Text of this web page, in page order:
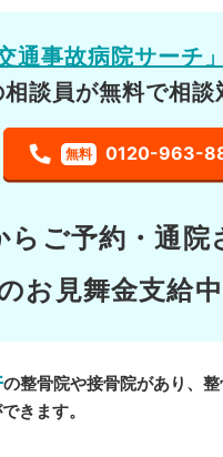
交通事故病院サーチ
談員が無料で相談
無料 0120-963-
ら ご予約・通院
お見舞金支給中
の整骨院や接骨院があり、
きます。